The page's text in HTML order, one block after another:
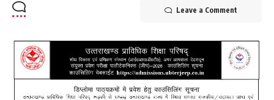
Leave a Comment